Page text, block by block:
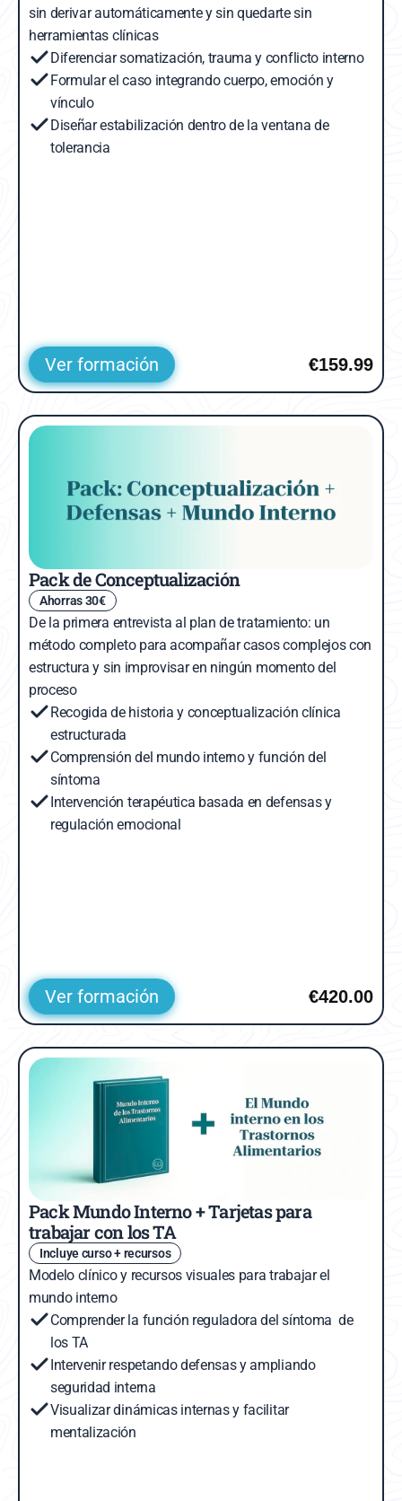
sin derivar automáticamente y sin quedarte sin
herramientas clínicas
Diferenciar somatización, trauma y conflicto interno
Formular el caso integrando cuerpo, emoción y
vínculo
Diseñar estabilización dentro de la ventana de
tolerancia
Ver formación €159.99
Ahorras 30€
Pack de Conceptualización
De la primera entrevista al plan de tratamiento: un
método completo para acompañar casos complejos con
estructura y sin improvisar en ningún momento del
proceso
Recogida de historia y conceptualización clínica
estructurada
Comprensión del mundo interno y función del
síntoma
Intervención terapéutica basada en defensas y
regulación emocional
Ver formación €420.00
Incluye curso + recursos
Pack Mundo Interno + Tarjetas para
trabajar con los TA
Modelo clínico y recursos visuales para trabajar el
mundo interno
Comprender la función reguladora del síntoma  de
los TA
Intervenir respetando defensas y ampliando
seguridad interna
Visualizar dinámicas internas y facilitar
mentalización